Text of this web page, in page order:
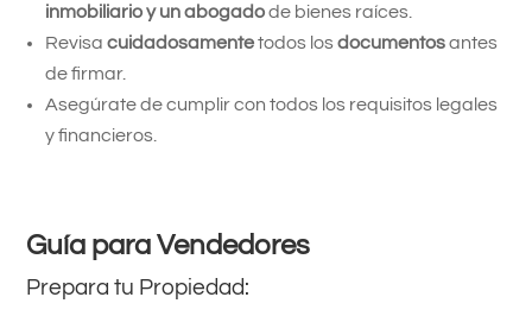
inmobiliario y un abogadode bienes raíces.
Revisacuidadosamentetodos losdocumentosantes
de firmar.
Asegúrate de cumplir con todos los requisitos legales
y financieros.
Guía para Vendedores
Prepara tu Propiedad: